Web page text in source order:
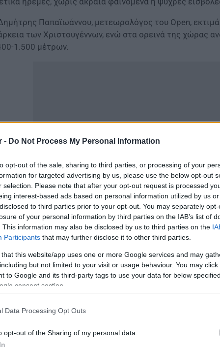
- Do Not Process My Personal Information
opt-out of the sale, sharing to third parties, or processing of your
for targeted advertising by us, please use the below opt-out
selection. Please note that after your opt-out request is processed
interest-based ads based on personal information utilized by us
to third parties prior to your opt-out. You may separately
of your personal information by third parties on the IAB’s list of
This information may also be disclosed by us to third parties on the
Participants that may further disclose it to other third parties.
that this website/app uses one or more Google services and may
but not limited to your visit or usage behaviour. You may
to Google and its third-party tags to use your data for below
consent section.
Data Processing Opt Outs
opt-out of the Sharing of my personal data.
Παπαϊωάννου, μετεωρολόγος του Open,
των Χριστουγέννων, ενώ στα ορεινά της χώρας
1.500 μέτρων.
Πού θα χτυπήσει η κακοκαιρία τις επόμενες ώρες
πεδινές περιοχές, πάντως, οι πιθανότητες για λευκά
να φτάσουν σε χαμηλά υψόμετρα.
Τυράσκη της ΕΡΤ συμφωνεί ότι η περίοδος
κακοκαιρίας να φέρνουν βροχές. Οι
η θερμοκρασία δεν θα πέσει σε ιδιαίτερα χαμηλά
του Ant1, Τάσος Αρνιακός επισημαίνει
με τις καιρικές συνθήκες να παραμένουν
ότι θα έχουμε πιο κρύο καιρό, με πιθανότητα